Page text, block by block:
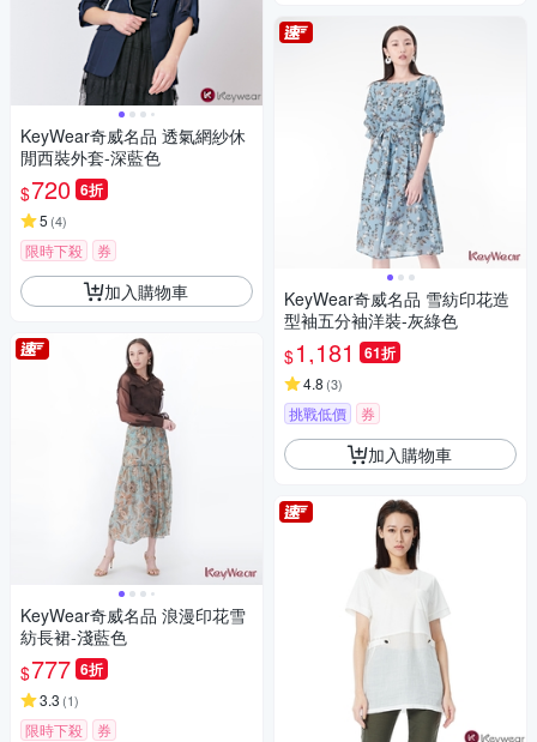
KeyWear奇威名品 透氣網紗休
閒西裝外套-深藍色
$720 6折
5 (4)
限時下殺 券
加入購物車
KeyWear奇威名品 浪漫印花雪
紡長裙-淺藍色
$777 6折
3.3 (1)
限時下殺 券
KeyWear奇威名品 雪紡印花造
型袖五分袖洋裝-灰綠色
$1,181 61折
4.8 (3)
挑戰低價 券
加入購物車